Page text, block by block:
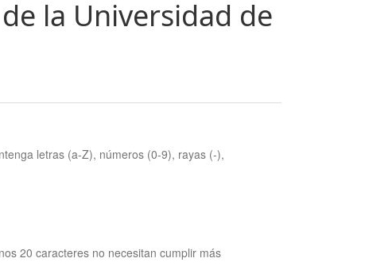
la Universidad de
letras (a-Z), números (0-9), rayas (-),
20 caracteres no necesitan cumplir más